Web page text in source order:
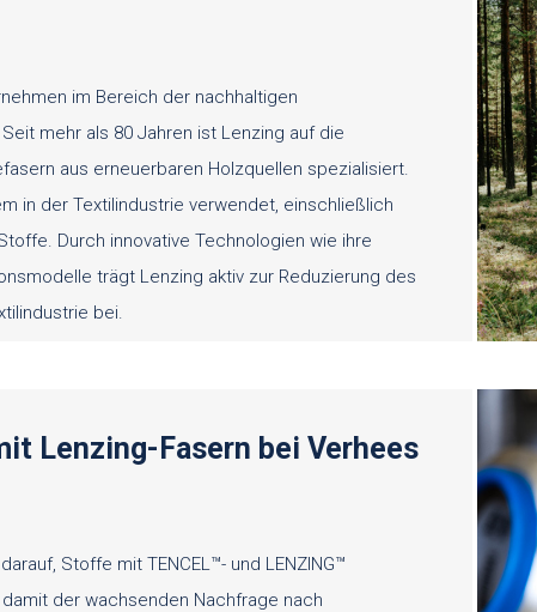
im Bereich der nachhaltigen
mehr als 80 Jahren ist Lenzing auf die
aus erneuerbaren Holzquellen spezialisiert.
in der Textilindustrie verwendet, einschließlich
Durch innovative Technologien wie ihre
trägt Lenzing aktiv zur Reduzierung des
bei.
Lenzing-Fasern bei Verhees
Stoffe mit TENCEL™- und LENZING™
damit der wachsenden Nachfrage nach